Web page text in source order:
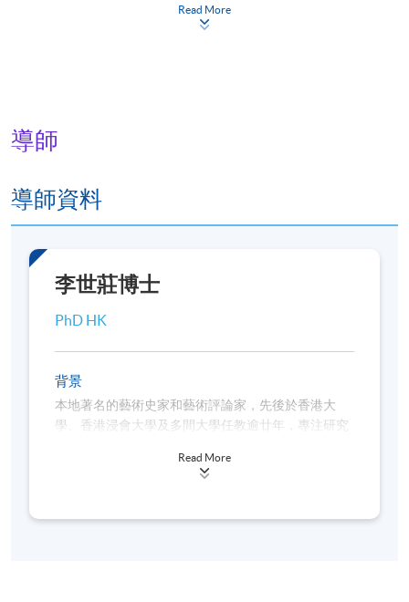
Read More
導師
導師資料
李世莊博士
PhD HK
背景
本地著名的藝術史家和藝術評論家，先後於香港大
學、香港浸會大學及多間大學任教逾廿年，專注研究
藝術以外亦有研究視覺文化、烹調和古董車文化。他
至六十年代之香港呠呠車文化》等。
Read More